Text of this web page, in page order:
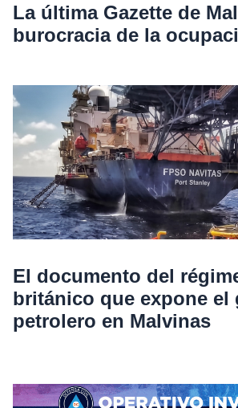
La última Gazette de
burocracia de la
El documento del
británico que expone el
petrolero en Malvinas